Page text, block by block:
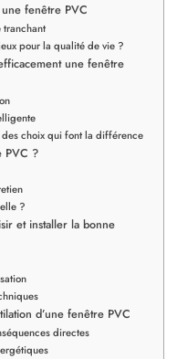
fenêtre PVC
tranchant
pour la qualité de vie ?
une fenêtre
des choix qui font la différence
PVC ?
?
et installer la bonne
d’une fenêtre PVC
directes